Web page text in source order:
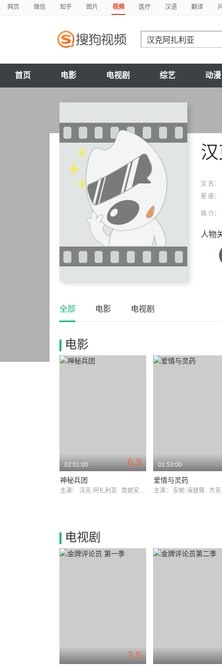
网页 微信 知乎 图片 视频 医疗 汉语 翻译
首页 电影 电视剧 综艺 动漫
汉
又 名：
星 座：
简 介：
人物
全部 电影 电视剧
电影
6.3
02:01:00
神秘兵团
主演： 汉克·阿扎利亚 詹妮安·加罗法洛
01:53:00
爱情与灵药
主演： 安妮·海瑟薇 杰克·吉
电视剧
7.5